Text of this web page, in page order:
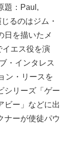
題：Paul,
るのはジム・
日を描いたメ
イエス役を演
・インタレス
ン・リースを
シリーズ「ゲー
ビー」などに出
ナーが使徒パウ